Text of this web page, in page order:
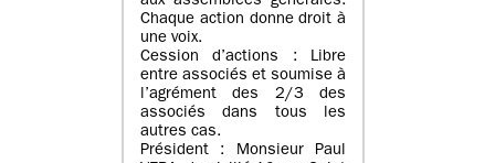
Chaque action donne droit à
une voix.
Cession d’actions : Libre
entre associés et soumise à
l’agrément des 2/3 des
associés dans tous les
autres cas.
Président : Monsieur Paul